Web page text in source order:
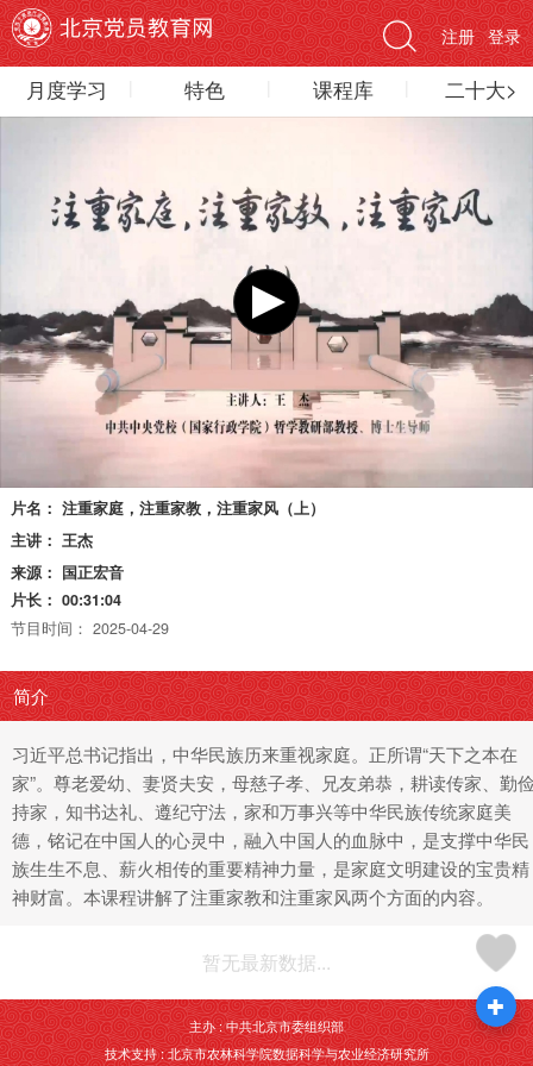
登录
注册
月度学习 特色 课程库 二十大>
片名： 注重家庭，注重家教，注重家风（上）
主讲： 王杰
来源： 国正宏音
片长： 00:31:04
节目时间： 2025-04-29
简介
习近平总书记指出，中华民族历来重视家庭。正所谓“天下之本在
家”。尊老爱幼、妻贤夫安，母慈子孝、兄友弟恭，耕读传家、勤
持家，知书达礼、遵纪守法，家和万事兴等中华民族传统家庭美
德，铭记在中国人的心灵中，融入中国人的血脉中，是支撑中华民
族生生不息、薪火相传的重要精神力量，是家庭文明建设的宝贵精
神财富。本课程讲解了注重家教和注重家风两个方面的内容。
暂无最新数据...
主办 : 中共北京市委组织部
技术支持 : 北京市农林科学院数据科学与农业经济研究所